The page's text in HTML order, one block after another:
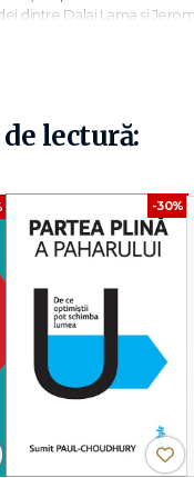
dintre Dalai Lama și
psihologie,
valoroase pentru toți
lectură:
-30%